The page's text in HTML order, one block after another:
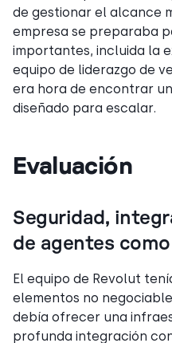
de gestionar el alcance
empresa se preparaba
importantes, incluida la
equipo de liderazgo de
era hora de encontrar
diseñado para escalar.
Evaluación
Seguridad,
de agentes
El equipo de Revolut
elementos no
debía ofrecer una
profunda integración